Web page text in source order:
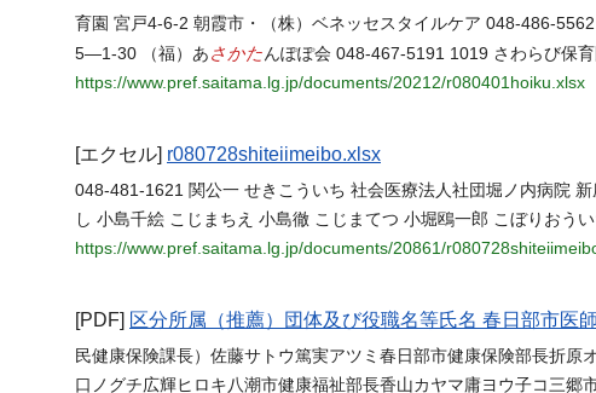
育園 宮戸4-6-2 朝霞市・（株）ベネッセスタイルケア 048-486-
5―1-30 （福）あ さかたんぽぽ会 048-467-5191 1019 さわらび保
https://www.pref.saitama.lg.jp/documents/20212/r080401hoiku.xlsx
[エクセル] r080728shiteiimeibo.xlsx
048-481-1621 関公一 せきこういち 社会医療法人社団堀ノ内病院
し 小島千絵 こじまちえ 小島徹 こじまてつ 小堀鴎一郎 こぼりおう
https://www.pref.saitama.lg.jp/documents/20861/
[PDF] 区分所属（推薦）団体及び役職名等氏名 春日部市医
民健康保険課長）佐藤サトウ篤実アツミ春日部市健康保険部長折原
口ノグチ広輝ヒロキ八潮市健康福祉部長香山カヤマ庸ヨウ子コ三郷